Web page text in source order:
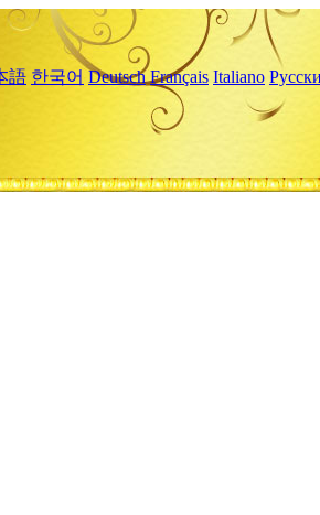
語 한국어 Deutsch Français Italiano